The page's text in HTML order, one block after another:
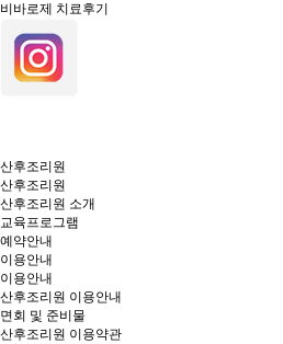
비바로제 치료후기
산후조리원
산후조리원
산후조리원 소개
교육프로그램
예약안내
이용안내
이용안내
산후조리원 이용안내
면회 및 준비물
산후조리원 이용약관